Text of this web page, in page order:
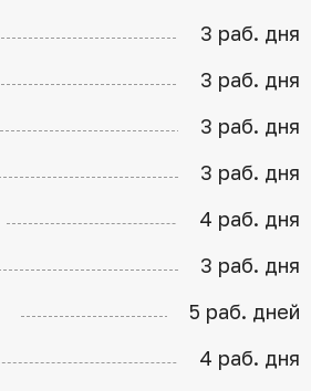
3 раб. дня
3 раб. дня
3 раб. дня
3 раб. дня
4 раб. дня
3 раб. дня
5 раб. дней
4 раб. дня